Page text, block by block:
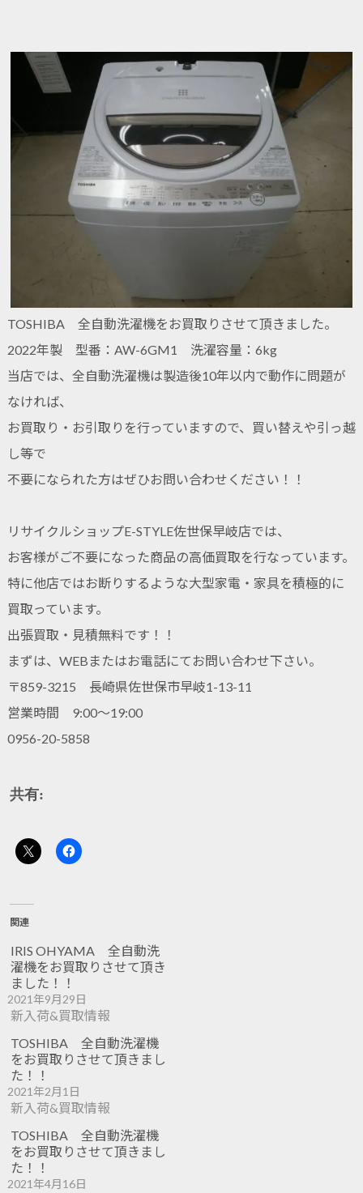
TOSHIBA 全自動洗濯機をお買取りさせて頂きました。
2022年製 型番：AW-6GM1 洗濯容量：6kg
当店では、全自動洗濯機は製造後10年以内で動作に問題が
なければ、
お買取り・お引取りを行っていますので、買い替えや引っ越
し等で
不要になられた方はぜひお問い合わせください！！
リサイクルショップE-STYLE佐世保早岐店では、
お客様がご不要になった商品の高価買取を行なっています。
特に他店ではお断りするような大型家電・家具を積極的に
買取っています。
出張買取・見積無料です！！
まずは、WEBまたはお電話にてお問い合わせ下さい。
〒859-3215 長崎県佐世保市早岐1-13-11
営業時間 9:00～19:00
0956-20-5858
共有:
関連
IRIS OHYAMA 全自動洗
濯機をお買取りさせて頂き
ました！！
2021年9月29日
新入荷&買取情報
TOSHIBA 全自動洗濯機
をお買取りさせて頂きまし
た！！
2021年2月1日
新入荷&買取情報
TOSHIBA 全自動洗濯機
をお買取りさせて頂きまし
た！！
2021年4月16日